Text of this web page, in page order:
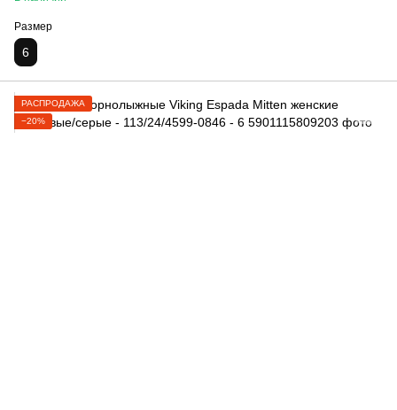
Размер
6
РАСПРОДАЖА
−20%